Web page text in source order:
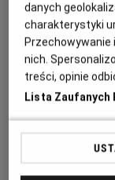
danych
charakterystyki
Przechowywanie
nich.
treści, opinie
Lista Zaufanych